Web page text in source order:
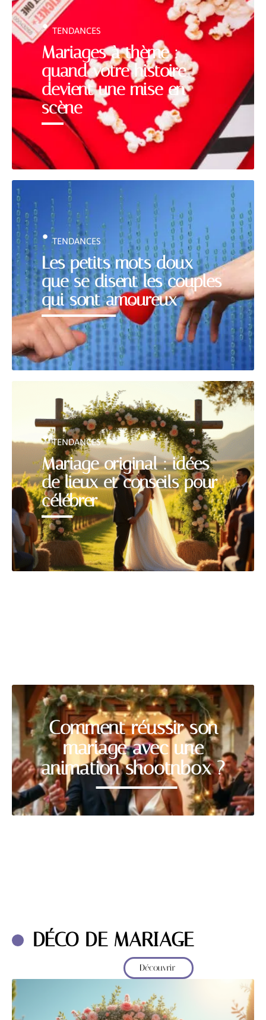
Mariages à thème :
quand votre histoire
devient une mise en
scène
TENDANCES
Les petits mots doux
que se disent les couples
qui sont amoureux
TENDANCES
Mariage original : idées
de lieux et conseils pour
célébrer
TENDANCES
Comment réussir son
mariage avec une
animation shootnbox ?
DÉCO DE MARIAGE
Découvrir